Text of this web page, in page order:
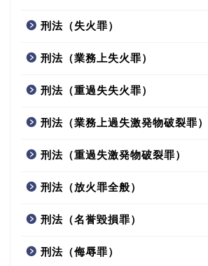
刑法（失火罪）
刑法（業務上失火罪）
刑法（重過失失火罪）
刑法（業務上過失激発物破裂罪）
刑法（重過失激発物破裂罪）
刑法（放火罪全般）
刑法（名誉毀損罪）
刑法（侮辱罪）